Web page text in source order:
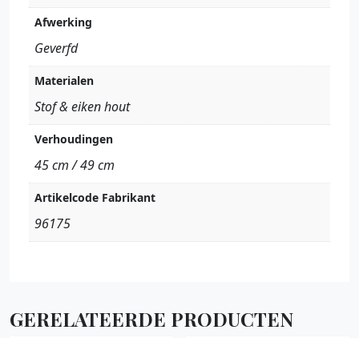
Afwerking
Geverfd
Materialen
Stof & eiken hout
Verhoudingen
45 cm / 49 cm
Artikelcode Fabrikant
96175
GERELATEERDE PRODUCTEN